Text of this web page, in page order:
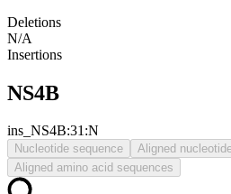
Deletions
N/A
Insertions
NS4B
ins_NS4B:31:N
Nucleotide sequence
Aligned
Aligned amino acid sequences